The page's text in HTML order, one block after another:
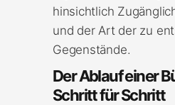
hinsichtlich
und der Art der zu
Gegenstände.
Der Ablauf einer
Schritt für Schritt